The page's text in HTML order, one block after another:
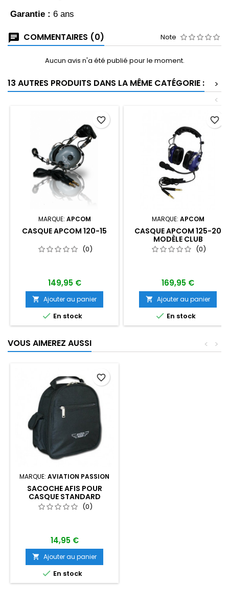
Garantie : 6 ans
COMMENTAIRES (0) Note
Aucun avis n'a été publié pour le moment.
13 AUTRES PRODUITS DANS LA MÊME CATÉGORIE :
>
<
MARQUE: APCOM
CASQUE APCOM 120-15
(0)
149,95 €
 Ajouter au panier
 En stock
favorite_border
MARQUE: APCOM
CASQUE APCOM 125-20
MODÈLE CLUB
(0)
169,95 €
 Ajouter au panier
 En stock
favorite_border
VOUS AIMEREZ AUSSI >
<
MARQUE: AVIATION PASSION
SACOCHE AFIS POUR
CASQUE STANDARD
(0)
14,95 €
 Ajouter au panier
 En stock
favorite_border